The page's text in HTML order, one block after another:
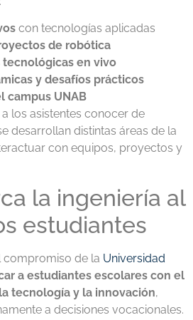
con tecnologías aplicadas
de robótica
tecnológicas en vivo
y desafíos prácticos
campus UNAB
los asistentes conocer de
desarrollan distintas áreas de la
con equipos, proyectos y
la ingeniería al
estudiantes
compromiso de la Universidad
a estudiantes escolares con el
tecnología y la innovación,
a decisiones vocacionales.